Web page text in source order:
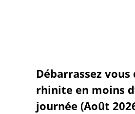
Débarrassez vous
rhinite en moins
journée (Août